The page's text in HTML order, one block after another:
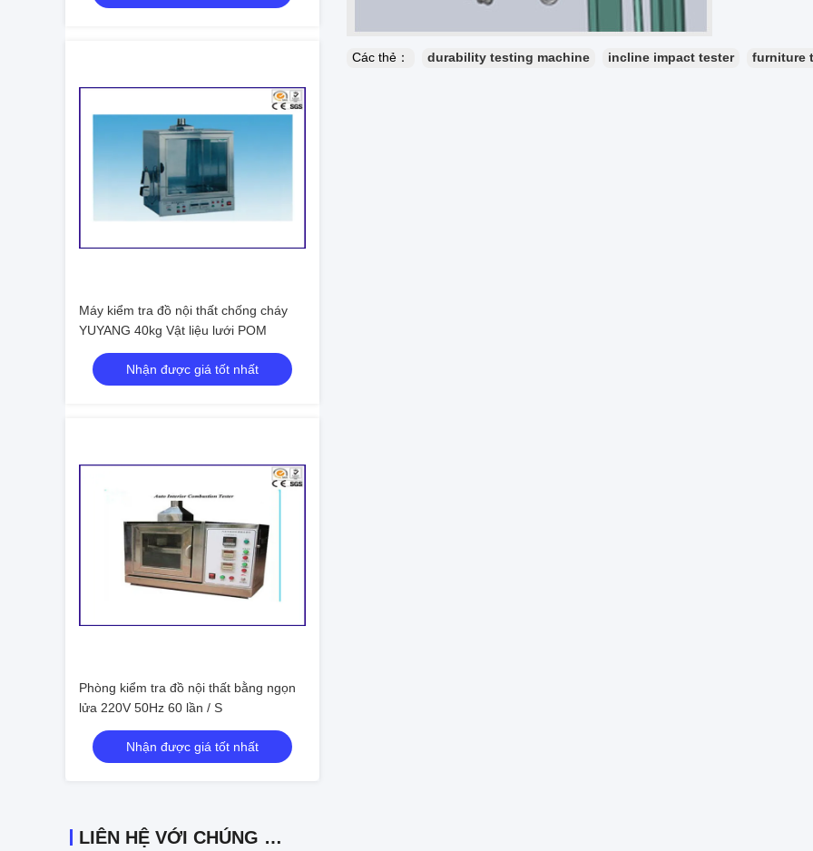
Máy kiểm tra đồ nội thất chống cháy
YUYANG 40kg Vật liệu lưới POM
Nhận được giá tốt nhất
Phòng kiểm tra đồ nội thất bằng ngọn
lửa 220V 50Hz 60 lần / S
Nhận được giá tốt nhất
LIÊN HỆ VỚI CHÚNG TÔI
Các thẻ： durability testing machine incline impact tester furniture